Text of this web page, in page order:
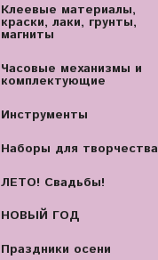
Клеевые материалы,
краски, лаки, грунты,
магниты
Часовые механизмы и
комплектующие
Инструменты
Наборы для творчества
ЛЕТО! Свадьбы!
НОВЫЙ ГОД
Праздники осени